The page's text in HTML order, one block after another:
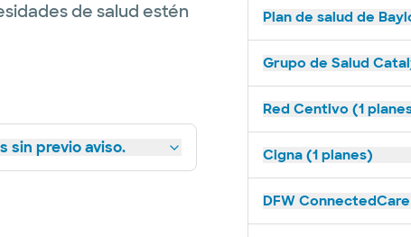
de salud estén
sin previo aviso.
Plan de salud de
Grupo de Salud
Red Centivo (1
Cigna (1 planes)
DFW